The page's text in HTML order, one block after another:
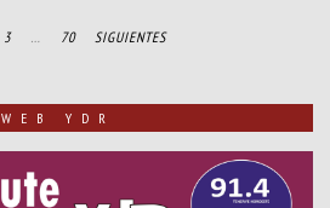
3 … 70 SIGUIENTES
WEB YDR